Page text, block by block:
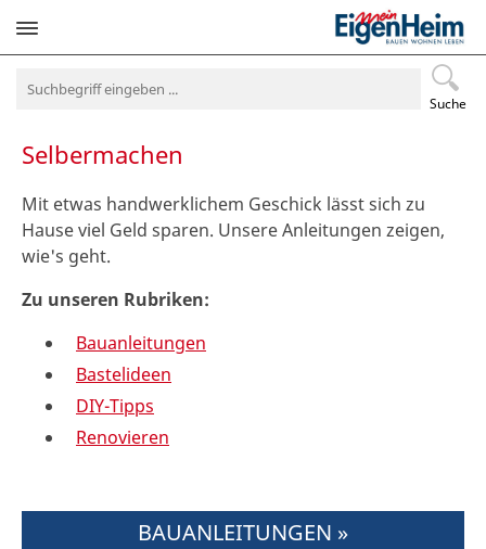
Suche
Navigation
Selbermachen
Mit etwas handwerklichem Geschick lässt sich zu
Hause viel Geld sparen. Unsere Anleitungen zeigen,
wie's geht.
Zu unseren Rubriken:
Bauanleitungen
Bastelideen
DIY-Tipps
Renovieren
BAUANLEITUNGEN »